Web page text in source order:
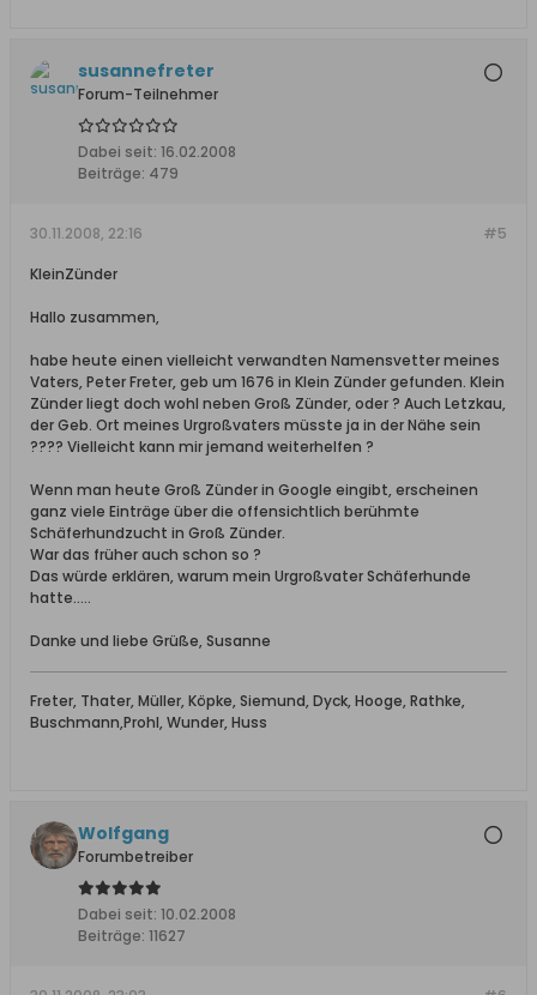
susannefreter
Forum-Teilnehmer
Dabei seit: 16.02.2008
Beiträge: 479
#5
30.11.2008, 22:16
KleinZünder
Hallo zusammen,
habe heute einen vielleicht verwandten Namensvetter meines
Vaters, Peter Freter, geb um 1676 in Klein Zünder gefunden. Klein
Zünder liegt doch wohl neben Groß Zünder, oder ? Auch Letzkau,
der Geb. Ort meines Urgroßvaters müsste ja in der Nähe sein
???? Vielleicht kann mir jemand weiterhelfen ?
Wenn man heute Groß Zünder in Google eingibt, erscheinen
ganz viele Einträge über die offensichtlich berühmte
Schäferhundzucht in Groß Zünder.
War das früher auch schon so ?
Das würde erklären, warum mein Urgroßvater Schäferhunde
hatte.....
Danke und liebe Grüße, Susanne
Freter, Thater, Müller, Köpke, Siemund, Dyck, Hooge, Rathke,
Buschmann,Prohl, Wunder, Huss
Wolfgang
Forumbetreiber
Dabei seit: 10.02.2008
Beiträge: 11627